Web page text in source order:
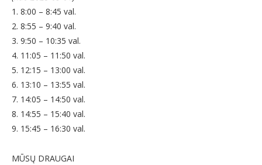
1. 8:00 – 8:45 val.
2. 8:55 – 9:40 val.
3. 9:50 – 10:35 val.
4. 11:05 – 11:50 val.
5. 12:15 – 13:00 val.
6. 13:10 – 13:55 val.
7. 14:05 – 14:50 val.
8. 14:55 – 15:40 val.
9. 15:45 – 16:30 val.
MŪSŲ DRAUGAI